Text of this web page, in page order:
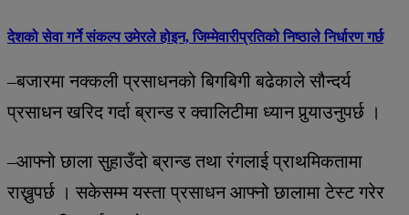
देशको सेवा गर्ने संकल्प उमेरले होइन, जिम्मेवारीप्रतिको निष्ठाले निर्धारण गर्छ
–बजारमा नक्कली प्रसाधनको बिगबिगी बढेकाले सौन्दर्य
प्रसाधन खरिद गर्दा ब्रान्ड र क्वालिटीमा ध्यान पुर्‍याउनुपर्छ ।
–आफ्नो छाला सुहाउँदो ब्रान्ड तथा रंगलाई प्राथमिकतामा
राख्नुपर्छ । सकेसम्म यस्ता प्रसाधन आफ्नो छालामा टेस्ट गरेर